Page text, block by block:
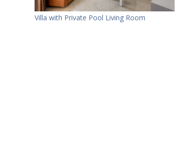
Villa with Private Pool Living Room